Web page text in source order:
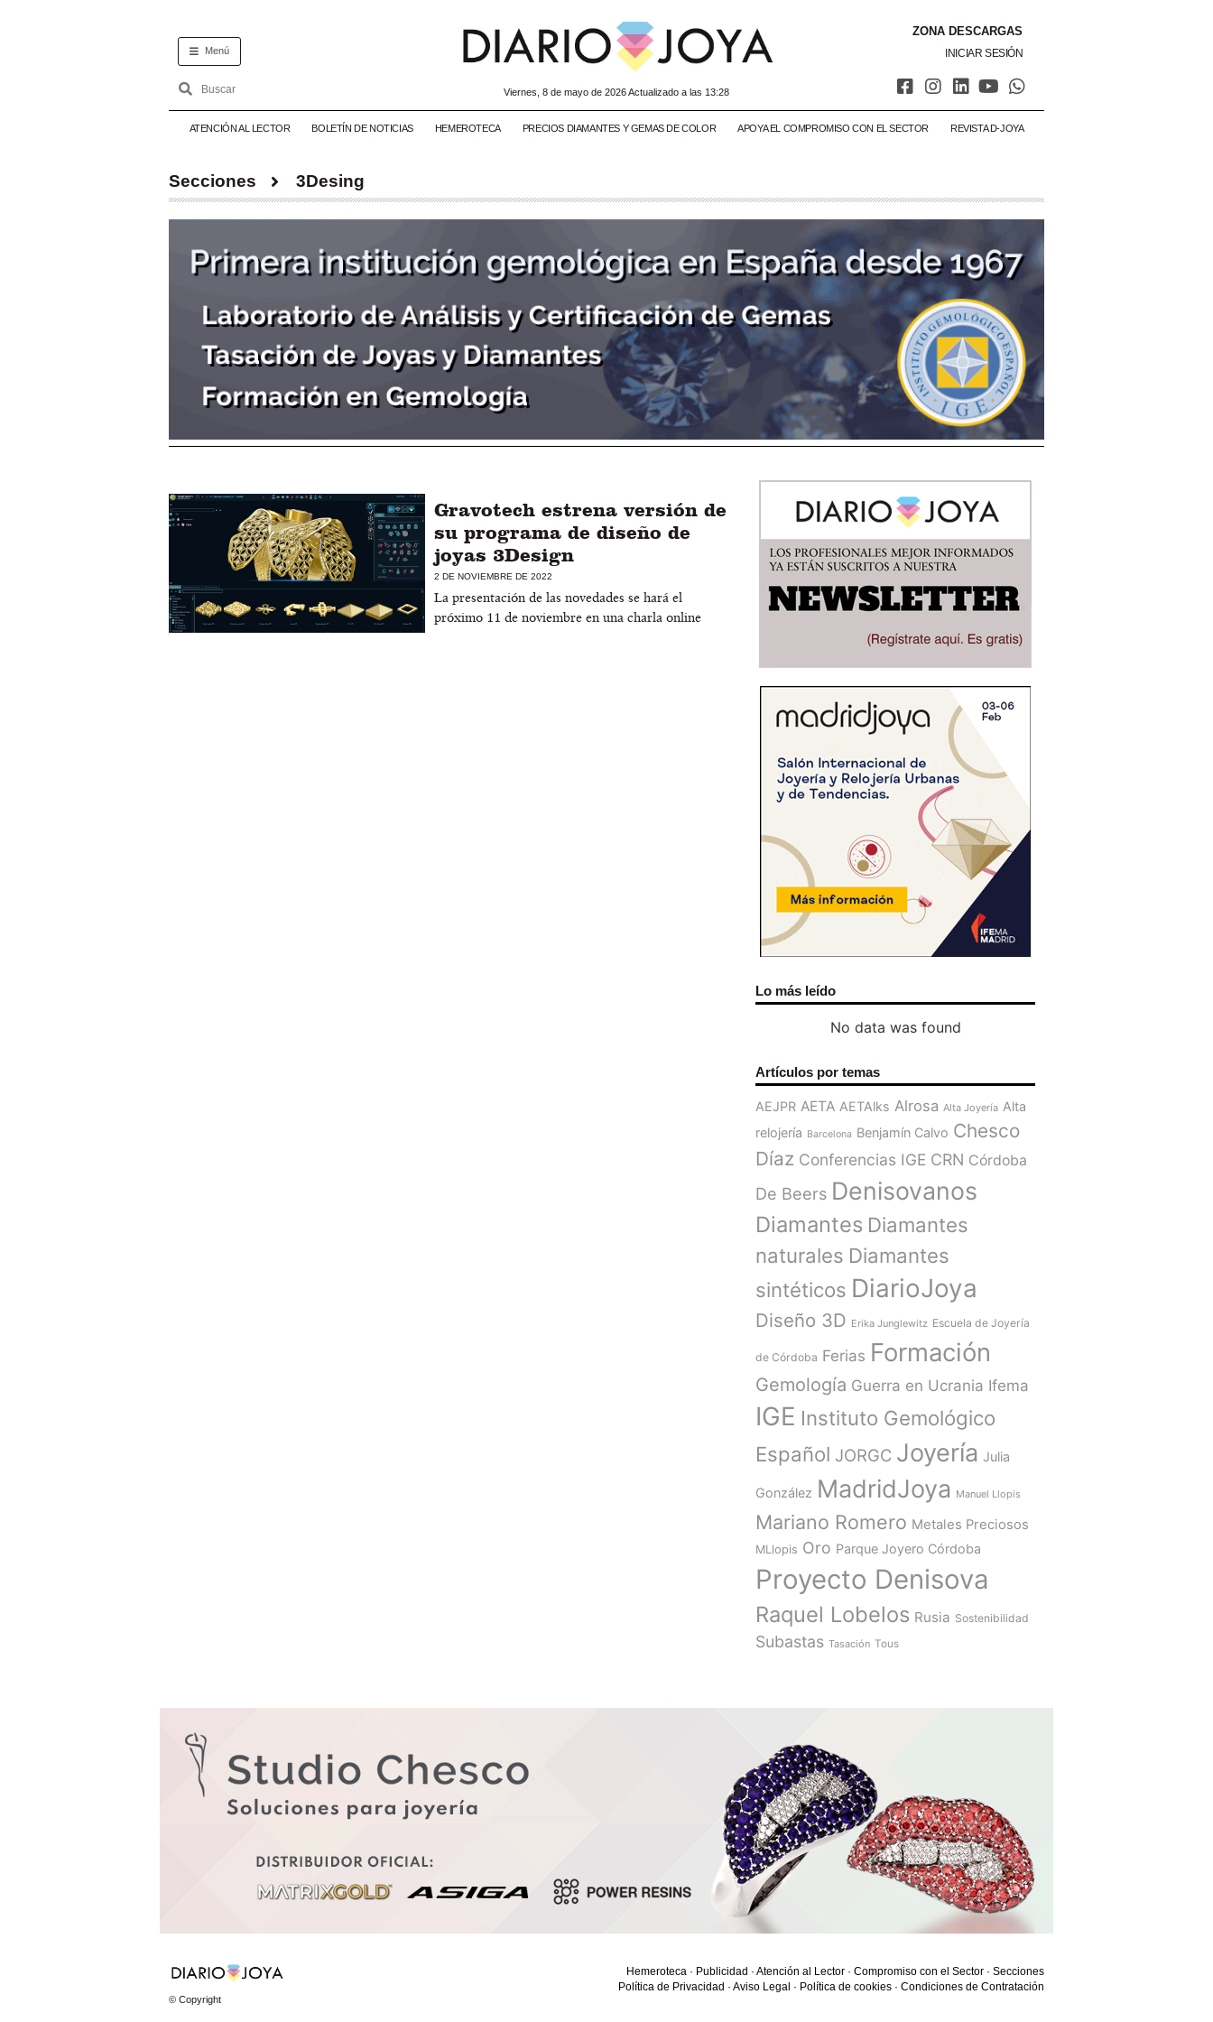
Menú
viernes, 8 de mayo de 2026 Actualizado a las 13:28
ZONA DESCARGAS
INICIAR SESIÓN
ATENCIÓN AL LECTOR BOLETÍN DE NOTICIAS HEMEROTECA PRECIOS DIAMANTES Y GEMAS DE COLOR APOYA EL COMPROMISO CON EL SECTOR REVISTA D-JOYA
Secciones 3Desing
Gravotech estrena versión de
su programa de diseño de
joyas 3Design
2 DE NOVIEMBRE DE 2022
La presentación de las novedades se hará el
próximo 11 de noviembre en una charla online
Lo más leído
No data was found
Artículos por temas
AEJPR AETA AETAlks Alrosa Alta Joyería Alta
relojería Barcelona Benjamín Calvo Chesco
Díaz Conferencias IGE CRN Córdoba
De Beers Denisovanos
Diamantes Diamantes
naturales Diamantes
sintéticos DiarioJoya
Diseño 3D Erika Junglewitz Escuela de Joyería
de Córdoba Ferias Formación
Gemología Guerra en Ucrania Ifema
IGE Instituto Gemológico
Español JORGC Joyería Julia
González MadridJoya Manuel Llopis
Mariano Romero Metales Preciosos
MLlopis Oro Parque Joyero Córdoba
Proyecto Denisova
Raquel Lobelos Rusia Sostenibilidad
Subastas Tasación Tous
© Copyright
Hemeroteca · Publicidad · Atención al Lector · Compromiso con el Sector · Secciones
Política de Privacidad · Aviso Legal · Política de cookies · Condiciones de Contratación